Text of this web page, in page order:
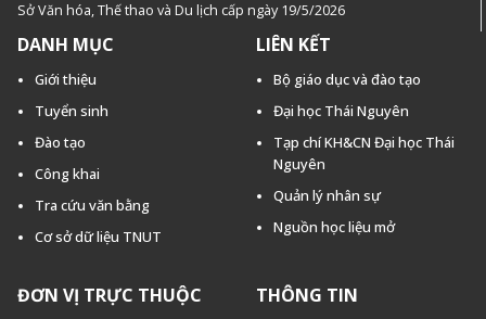
Sở Văn hóa, Thế thao và Du lịch cấp ngày 19/5/2026
DANH MỤC
Giới thiệu
Tuyển sinh
Đào tạo
Công khai
Tra cứu văn bằng
Cơ sở dữ liệu TNUT
LIÊN KẾT
Bộ giáo dục và đào tạo
Đại học Thái Nguyên
Tạp chí KH&CN Đại học Thái
Nguyên
Quản lý nhân sự
Nguồn học liệu mở
ĐƠN VỊ TRỰC THUỘC THÔNG TIN